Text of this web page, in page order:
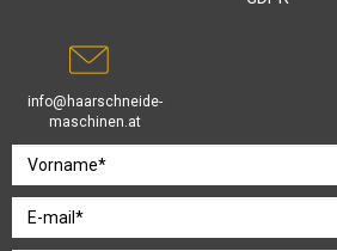
info@haarschneide-
maschinen.at